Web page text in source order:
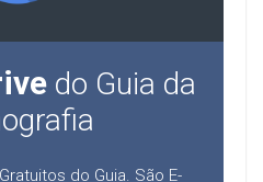
do Guia da
do Guia. São E-